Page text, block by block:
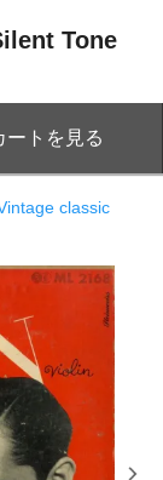
Tone
ートを見る
classic